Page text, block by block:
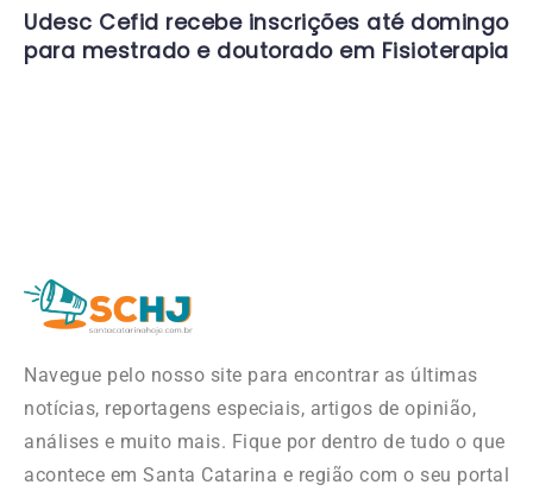
Udesc Cefid recebe inscrições até domingo
para mestrado e doutorado em Fisioterapia
Navegue pelo nosso site para encontrar as últimas
notícias, reportagens especiais, artigos de opinião,
análises e muito mais. Fique por dentro de tudo o que
acontece em Santa Catarina e região com o seu portal